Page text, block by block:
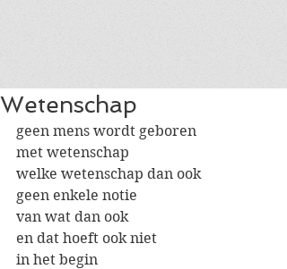
Wetenschap
geen mens wordt geboren
met wetenschap
welke wetenschap dan ook
geen enkele notie
van wat dan ook
en dat hoeft ook niet
in het begin